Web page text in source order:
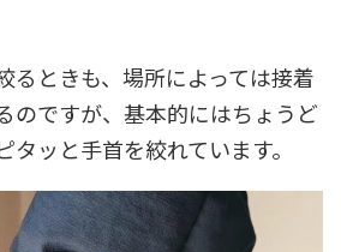
るときも、場所によっては接着
のですが、基本的にはちょうど
タッと手首を絞れています。